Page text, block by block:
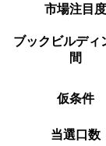
市場注目度
ブックビルディ
間
仮条件
当選口数